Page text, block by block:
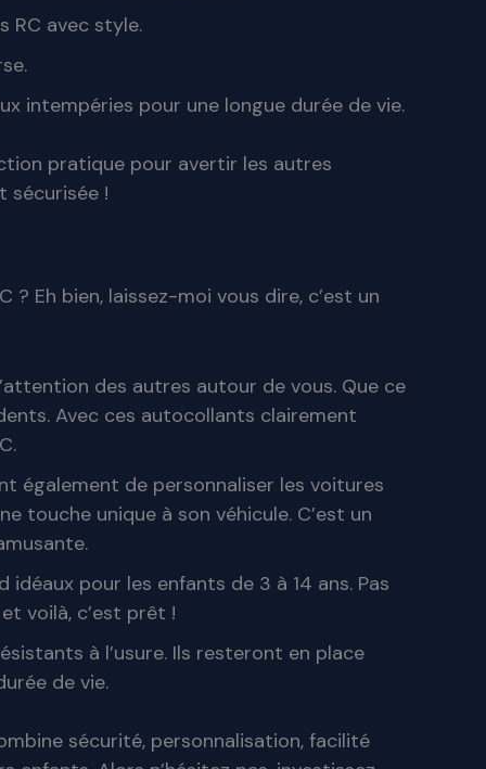
RC avec style.
intempéries pour une longue durée de vie.
pratique pour avertir les autres
sécurisée !
Eh bien, laissez-moi vous dire, c’est un
des autres autour de vous. Que ce
Avec ces autocollants clairement
également de personnaliser les voitures
touche unique à son véhicule. C’est un
pour les enfants de 3 à 14 ans. Pas
voilà, c’est prêt !
à l’usure. Ils resteront en place
de vie.
sécurité, personnalisation, facilité